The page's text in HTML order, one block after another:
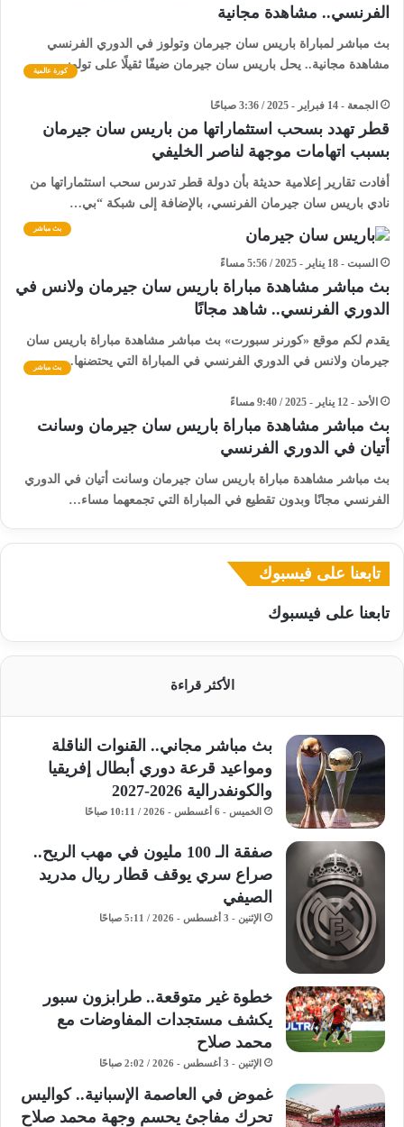
الفرنسي.. مشاهدة مجانية
بث مباشر لمباراة باريس سان جيرمان وتولوز في الدوري الفرنسي
مشاهدة مجانية.. يحل باريس سان جيرمان ضيفًا ثقيلًا على تولوز،…
كورة عالمية
الجمعة - 14 فبراير - 2025 / 3:36 صباحًا
قطر تهدد بسحب استثماراتها من باريس سان جيرمان
بسبب اتهامات موجهة لناصر الخليفي
أفادت تقارير إعلامية حديثة بأن دولة قطر تدرس سحب استثماراتها من
نادي باريس سان جيرمان الفرنسي، بالإضافة إلى شبكة “بي…
بث مباشر
السبت - 18 يناير - 2025 / 5:56 مساءً
بث مباشر مشاهدة مباراة باريس سان جيرمان ولانس في
الدوري الفرنسي.. شاهد مجانًا
يقدم لكم موقع «كورنر سبورت» بث مباشر مشاهدة مباراة باريس سان
جيرمان ولانس في الدوري الفرنسي في المباراة التي يحتضنها…بث مباشر
الأحد - 12 يناير - 2025 / 9:40 مساءً
بث مباشر مشاهدة مباراة باريس سان جيرمان وسانت
أتيان في الدوري الفرنسي
بث مباشر مشاهدة مباراة باريس سان جيرمان وسانت أتيان في الدوري
الفرنسي مجانًا وبدون تقطيع في المباراة التي تجمعهما مساء…
تابعنا على فيسبوك
تابعنا على فيسبوك
الأكثر قراءة
بث مباشر مجاني.. القنوات الناقلة
ومواعيد قرعة دوري أبطال إفريقيا
والكونفدرالية 2026-2027
الخميس - 6 أغسطس - 2026 / 10:11 صباحًا
صفقة الـ 100 مليون في مهب الريح..
صراع سري يوقف قطار ريال مدريد
الصيفي
الإثنين - 3 أغسطس - 2026 / 5:11 صباحًا
خطوة غير متوقعة.. طرابزون سبور
يكشف مستجدات المفاوضات مع
محمد صلاح
الإثنين - 3 أغسطس - 2026 / 2:02 صباحًا
غموض في العاصمة الإسبانية.. كواليس
تحرك مفاجئ يحسم وجهة محمد صلاح